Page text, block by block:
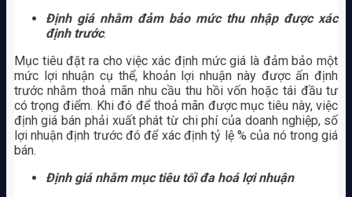
Định giá nhằm đảm bảo mức thu nhập được xác
định trước.
Mục tiêu đặt ra cho việc xác định mức giá là đảm bảo một
mức lợi nhuận cụ thể, khoản lợi nhuận này được ấn định
trước nhằm thoả mãn nhu cầu thu hồi vốn hoặc tái đầu tư
có trọng điểm. Khi đó để thoả mãn được mục tiêu này, việc
định giá bán phải xuất phát từ chi phí của doanh nghiệp, số
lợi nhuận định trước đó để xác định tỷ lệ % của nó trong giá
bán.
Định giá nhằm mục tiêu tối đa hoá lợi nhuận